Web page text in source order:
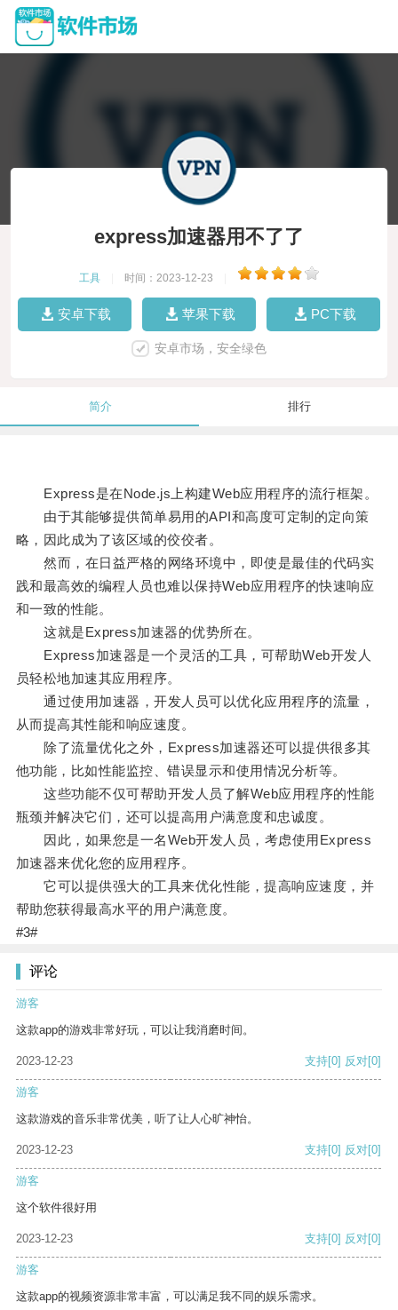
express加速器用不了了
工具 时间：2023-12-23
安卓下载 苹果下载 PC下载
安卓市场，安全绿色
简介 排行
Express是在Node.js上构建Web应用程序的流行框架。
由于其能够提供简单易用的API和高度可定制的定向策
略，因此成为了该区域的佼佼者。
然而，在日益严格的网络环境中，即使是最佳的代码实
践和最高效的编程人员也难以保持Web应用程序的快速响应
和一致的性能。
这就是Express加速器的优势所在。
Express加速器是一个灵活的工具，可帮助Web开发人
员轻松地加速其应用程序。
通过使用加速器，开发人员可以优化应用程序的流量，
从而提高其性能和响应速度。
除了流量优化之外，Express加速器还可以提供很多其
他功能，比如性能监控、错误显示和使用情况分析等。
这些功能不仅可帮助开发人员了解Web应用程序的性能
瓶颈并解决它们，还可以提高用户满意度和忠诚度。
因此，如果您是一名Web开发人员，考虑使用Express
加速器来优化您的应用程序。
它可以提供强大的工具来优化性能，提高响应速度，并
帮助您获得最高水平的用户满意度。
#3#
评论
游客
这款app的游戏非常好玩，可以让我消磨时间。
2023-12-23 支持[0] 反对[0]
游客
这款游戏的音乐非常优美，听了让人心旷神怡。
2023-12-23 支持[0] 反对[0]
游客
这个软件很好用
2023-12-23 支持[0] 反对[0]
游客
这款app的视频资源非常丰富，可以满足我不同的娱乐需求。